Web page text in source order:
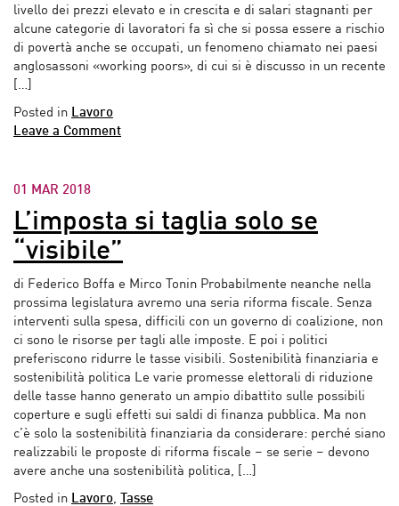
livello dei prezzi elevato e in crescita e di salari stagnanti per
alcune categorie di lavoratori fa sì che si possa essere a rischio
di povertà anche se occupati, un fenomeno chiamato nei paesi
anglosassoni «working poors», di cui si è discusso in un recente
[…]
Posted in Lavoro
Leave a Comment
01 MAR 2018
L’imposta si taglia solo se
“visibile”
di Federico Boffa e Mirco Tonin Probabilmente neanche nella
prossima legislatura avremo una seria riforma fiscale. Senza
interventi sulla spesa, difficili con un governo di coalizione, non
ci sono le risorse per tagli alle imposte. E poi i politici
preferiscono ridurre le tasse visibili. Sostenibilità finanziaria e
sostenibilità politica Le varie promesse elettorali di riduzione
delle tasse hanno generato un ampio dibattito sulle possibili
coperture e sugli effetti sui saldi di finanza pubblica. Ma non
c’è solo la sostenibilità finanziaria da considerare: perché siano
realizzabili le proposte di riforma fiscale – se serie – devono
avere anche una sostenibilità politica, […]
Posted in Lavoro,
Tasse